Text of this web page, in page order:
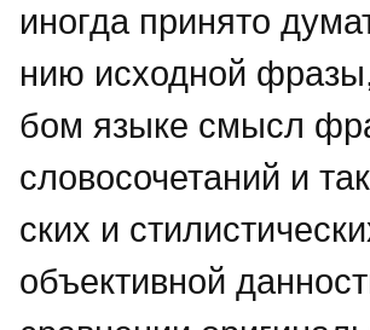
иногда принято
нию исходной
бом языке смысл
словосочетаний и
ских и
объективной